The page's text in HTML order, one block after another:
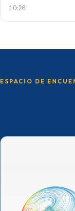
10:26
ESPACIO DE